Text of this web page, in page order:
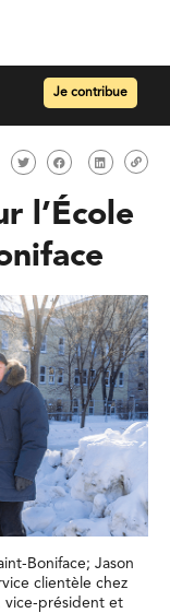
Je contribue
l’École
Boniface; Jason
clientèle chez
vice-président et